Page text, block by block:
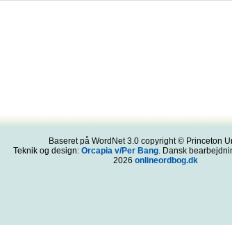
Baseret på WordNet 3.0 copyright © Princeton
Teknik og design: Orcapia v/Per Bang. Dansk
2026 onlineordbog.dk